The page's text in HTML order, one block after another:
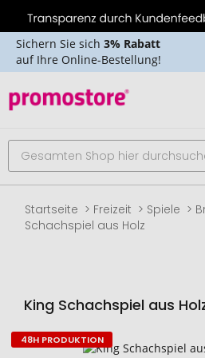
Sichern Sie sich 3% Rabatt
auf Ihre Online-Bestellung!
Startseite Freizeit Spiele
Schachspiel aus Holz
King Schachspiel aus
Zum
48H PRODUKTION